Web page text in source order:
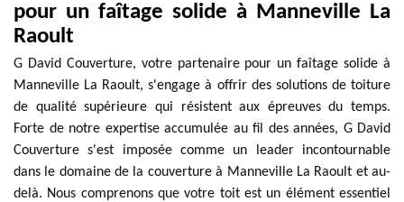
pour un faîtage solide à Manneville La
Raoult
G David Couverture, votre partenaire pour un faîtage solide à
Manneville La Raoult, s'engage à offrir des solutions de toiture
de qualité supérieure qui résistent aux épreuves du temps.
Forte de notre expertise accumulée au fil des années, G David
Couverture s'est imposée comme un leader incontournable
dans le domaine de la couverture à Manneville La Raoult et au-
delà. Nous comprenons que votre toit est un élément essentiel